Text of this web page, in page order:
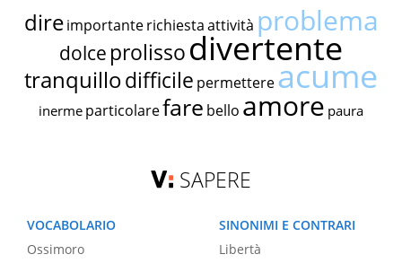
dire importante richiestaattività problema
dolce prolissodivertente
tranquillodifficile permettereacume
inerme particolarefare bello amore paura
SAPERE
VOCABOLARIO
Ossimoro
SINONIMI E CONTRARI
Libertà